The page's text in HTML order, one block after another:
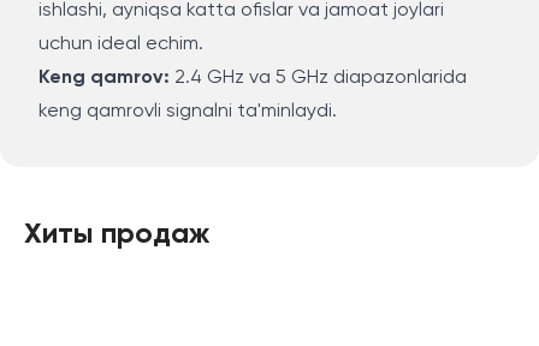
ishlashi, ayniqsa katta ofislar va jamoat joylari
uchun ideal echim.
Keng qamrov: 2.4 GHz va 5 GHz diapazonlarida
keng qamrovli signalni ta'minlaydi.
Хиты продаж